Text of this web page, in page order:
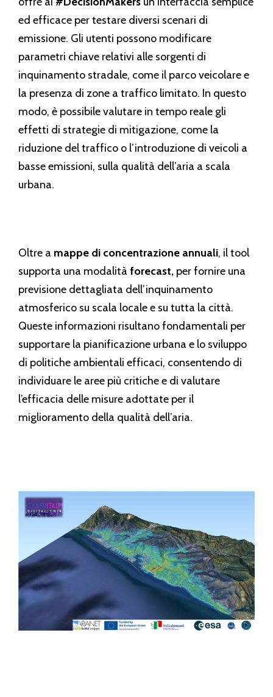
ed efficace per testare diversi scenari di
emissione. Gli utenti possono modificare
parametri chiave relativi alle sorgenti di
inquinamento stradale, come il parco veicolare e
la presenza di zone a traffico limitato. In questo
modo, è possibile valutare in tempo reale gli
effetti di strategie di mitigazione, come la
riduzione del traffico o l’introduzione di veicoli a
basse emissioni, sulla qualità dell’aria a scala
urbana.
Oltre a mappe di concentrazione annuali, il tool
supporta una modalità forecast, per fornire una
previsione dettagliata dell’inquinamento
atmosferico su scala locale e su tutta la città.
Queste informazioni risultano fondamentali per
supportare la pianificazione urbana e lo sviluppo
di politiche ambientali efficaci, consentendo di
individuare le aree più critiche e di valutare
l’efficacia delle misure adottate per il
miglioramento della qualità dell’aria.